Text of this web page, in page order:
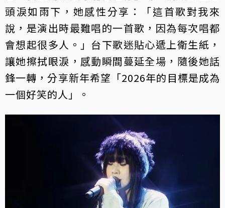
頭淚如雨下，她感性分享：「這首歌對我來
說，是演出時最難唱的一首歌，因為每次唱都
會想起很多人。」台下歌迷貼心遞上衛生紙，
讓她擦拭眼淚，感動瞬間蔓延全場，隨後她話
鋒一轉，分享新年希望「2026年的目標是成為
一個好笑的人」。